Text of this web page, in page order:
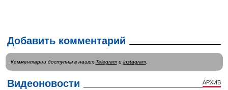
Добавить комментарий
Комментарии доступны в наших Telegramи instagram.
Видеоновости АРХИВ